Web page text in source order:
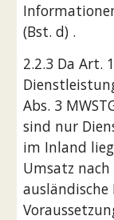
(Bst. d) .
2.2.3 Da Art.
Abs. 3
sind nur
im Inland
Umsatz nach